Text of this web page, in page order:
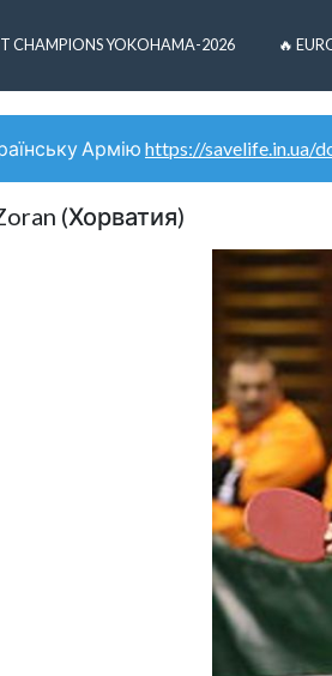
CHAMPIONS YOKOHAMA-2026 🔥
Армію https://savelife.in.ua/
(Хорватия)